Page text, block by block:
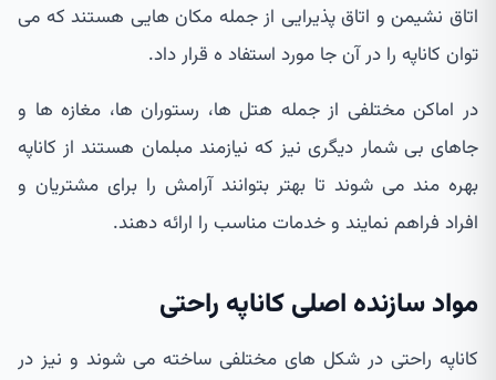
اتاق نشیمن و اتاق پذیرایی از جمله مکان هایی هستند که می
توان کاناپه را در آن جا مورد استفاد ه قرار داد.
در اماکن مختلفی از جمله هتل ها، رستوران ها، مغازه ها و
جاهای بی شمار دیگری نیز که نیازمند مبلمان هستند از کاناپه
بهره مند می شوند تا بهتر بتوانند آرامش را برای مشتریان و
افراد فراهم نمایند و خدمات مناسب را ارائه دهند.
مواد سازنده اصلی کاناپه راحتی
کاناپه راحتی در شکل های مختلفی ساخته می شوند و نیز در